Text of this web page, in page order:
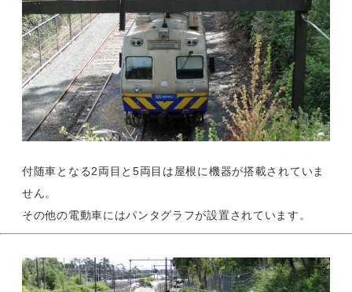
付随車となる2両目と5両目は屋根に機器が搭載されていま
せん。
その他の電動車にはパンタグラフが設置されています。